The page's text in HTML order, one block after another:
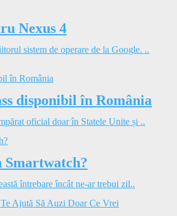
Nexus 4
sistem de operare de la Google. ..
disponibil în România
oficial doar în Statele Unite și ..
întrebare încât ne-ar trebui zil..